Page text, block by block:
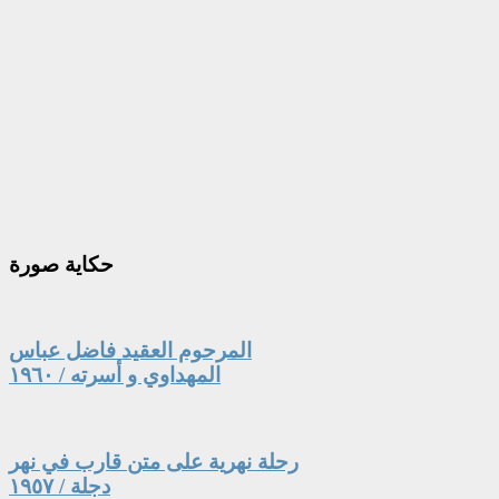
حكاية صورة
المرحوم العقيد فاضل عباس
المهداوي و أسرته / ١٩٦٠
رحلة نهرية على متن قارب في نهر
دجلة / ١٩٥٧